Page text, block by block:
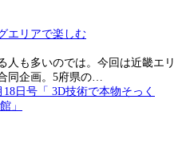
エリアで楽しむ
人も多いのでは。今回は近畿エリ
同企画。5府県の…